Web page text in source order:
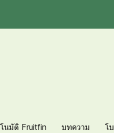
นมัติ Fruitfin บทความ โ